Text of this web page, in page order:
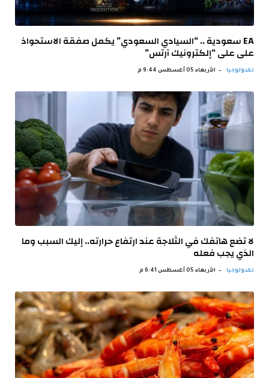
EA سعودية .. “السيادي السعودي” يكمل صفقة الاستحواذ
على على “إلكترونيك آرتس”
تكنولوجيا الأربعاء 05 أغسطس 9:44 م
لا تضع هاتفك في الثلاجة عند ارتفاع حرارته.. إليك السبب وما
الذي يجب فعله
تكنولوجيا الأربعاء 05 أغسطس 6:41 م